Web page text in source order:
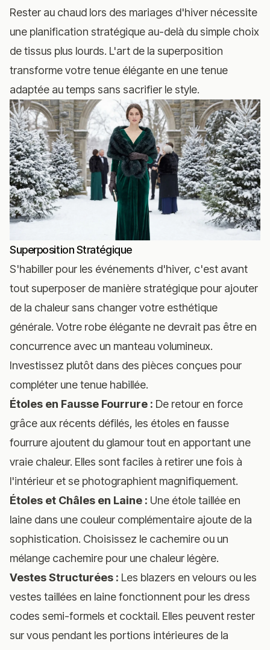
Rester au chaud lors des mariages d'hiver nécessite
une planification stratégique au-delà du simple choix
de tissus plus lourds. L'art de la superposition
transforme votre tenue élégante en une tenue
adaptée au temps sans sacrifier le style.
Superposition Stratégique
S'habiller pour les événements d'hiver, c'est avant
tout superposer de manière stratégique pour ajouter
de la chaleur sans changer votre esthétique
générale. Votre robe élégante ne devrait pas être en
concurrence avec un manteau volumineux.
Investissez plutôt dans des pièces conçues pour
compléter une tenue habillée.
Étoles en Fausse Fourrure : De retour en force
grâce aux récents défilés, les étoles en fausse
fourrure ajoutent du glamour tout en apportant une
vraie chaleur. Elles sont faciles à retirer une fois à
l'intérieur et se photographient magnifiquement.
Étoles et Châles en Laine : Une étole taillée en
laine dans une couleur complémentaire ajoute de la
sophistication. Choisissez le cachemire ou un
mélange cachemire pour une chaleur légère.
Vestes Structurées : Les blazers en velours ou les
vestes taillées en laine fonctionnent pour les dress
codes semi-formels et cocktail. Elles peuvent rester
sur vous pendant les portions intérieures de la